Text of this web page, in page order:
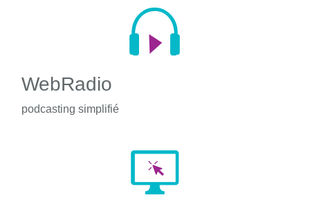
WebRadio
podcasting simplifié